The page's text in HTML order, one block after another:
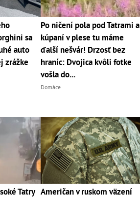
sa
auto
zrážke
Po ničení pola pod Tatrami a
kúpaní v plese tu máme
ďalší nešvár! Drzosť bez
hraníc: Dvojica kvôli fotke
vošla do...
Domáce
Tatry Američan v ruskom väzení